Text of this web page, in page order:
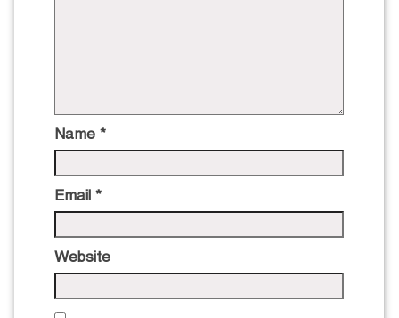
Name *
Email *
Website